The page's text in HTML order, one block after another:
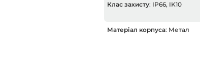
Клас захисту: IP66, IK10
Матеріал корпуса: Метал